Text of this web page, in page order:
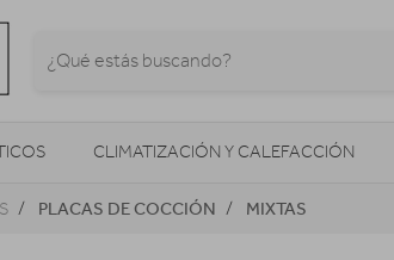
CLIMATIZACIÓN Y CALEFACCIÓN
SONIDO / AUDIO CÁMARAS
PLACAS DE COCCIÓN MIXTAS